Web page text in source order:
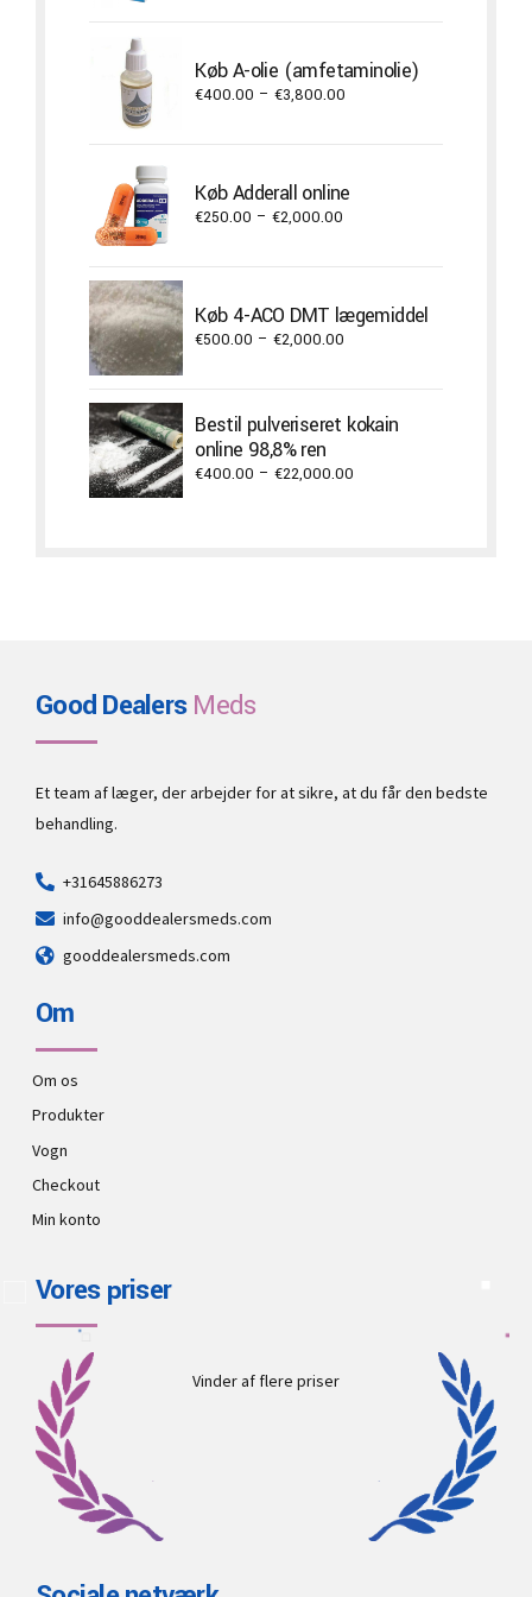
€3,000.00
Køb A-olie (amfetaminolie)
€400.00 – €3,800.00
€3,800.00
Køb Adderall online
€250.00 – €2,000.00
€2,000.00
Køb 4-ACO DMT lægemiddel
€500.00 – €2,000.00
through
€2,000.00
Bestil pulveriseret kokain
online 98,8% ren
€400.00 – €22,000.00
Good DealersMeds
Et team af læger, der arbejder for at sikre, at du får den bedste
behandling.
+31645886273
info@gooddealersmeds.com
gooddealersmeds.com
Om
Om os
Produkter
Vogn
Checkout
Min konto
Vores priser
Vinder af flere priser